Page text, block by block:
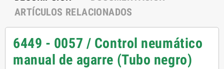
ARTÍCULOS RELACIONADOS
6449 - 0057 / Control neumático
manual de agarre (Tubo negro)